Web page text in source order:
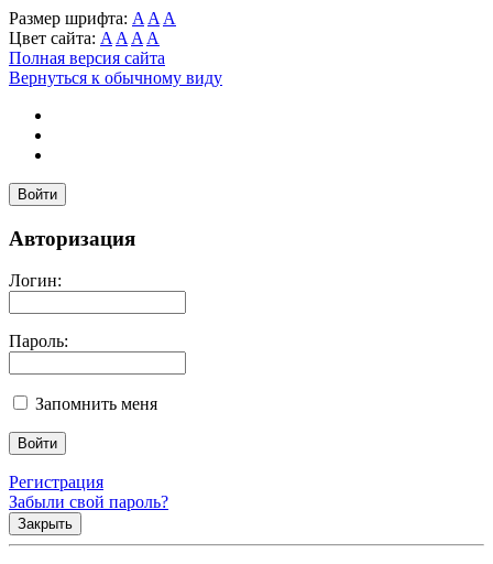
Размер шрифта: A A A
Цвет сайта: A A A A
Полная версия сайта
Вернуться к обычному виду
Войти
Авторизация
Логин:
Пароль:
Запомнить меня
Регистрация
Забыли свой пароль?
Закрыть